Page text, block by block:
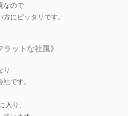
なので
にピッタリです。
ットな社風》
り
です。
入り、